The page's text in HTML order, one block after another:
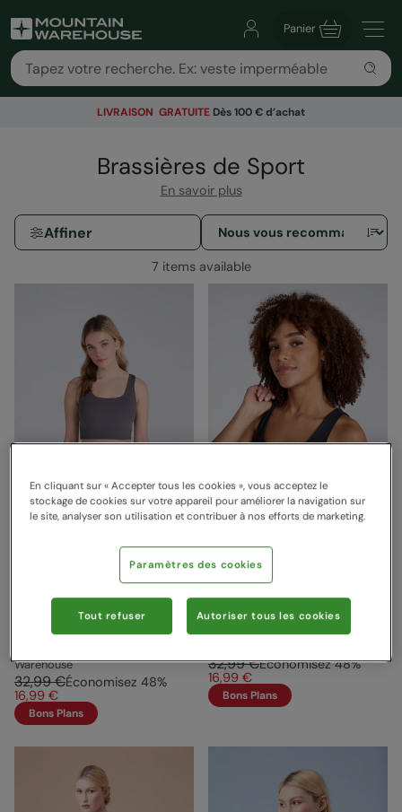
Panier
LIVRAISON GRATUITE Dès 100 € d’achat
Brassières de Sport
En savoir plus
Affiner
7 items available
Débardeur à côtes pour
femmes Laurel Gris
Carbone
Warehouse
32,99 €Économisez 48%
16,99 €
Bons Plans
Débardeur à côtes pour
femmes Laurel Noir
Animal
Vendu et expédié par Mountain
32,99 €Économisez 48%
16,99 €
Bons Plans
En cliquant sur « Accepter tous les cookies », vous acceptez le
stockage de cookies sur votre appareil pour améliorer la navigation sur
le site, analyser son utilisation et contribuer à nos efforts de marketing.
Paramètres des cookies
Tout refuser Autoriser tous les cookies